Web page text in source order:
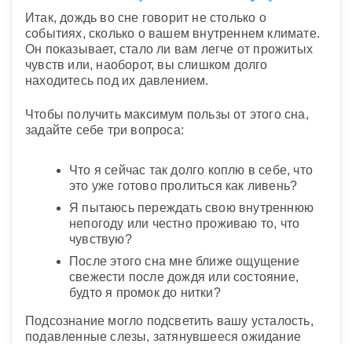
Итак, дождь во сне говорит не столько о
событиях, сколько о вашем внутреннем климате.
Он показывает, стало ли вам легче от прожитых
чувств или, наоборот, вы слишком долго
находитесь под их давлением.
Чтобы получить максимум пользы от этого сна,
задайте себе три вопроса:
Что я сейчас так долго коплю в себе, что
это уже готово пролиться как ливень?
Я пытаюсь переждать свою внутреннюю
непогоду или честно проживаю то, что
чувствую?
После этого сна мне ближе ощущение
свежести после дождя или состояние,
будто я промок до нитки?
Подсознание могло подсветить вашу усталость,
подавленные слезы, затянувшееся ожидание